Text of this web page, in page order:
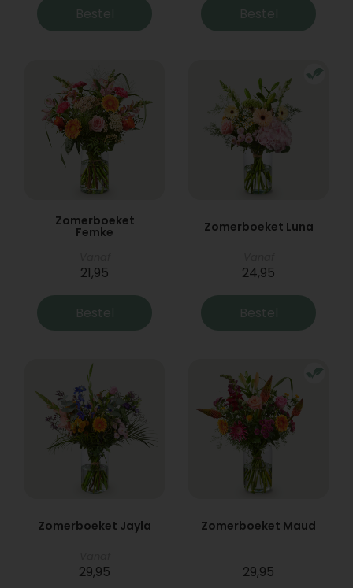
Bestel Bestel
Zomerboeket
Femke
21,95
Bestel
Zomerboeket Luna
24,95
Bestel
Zomerboeket Jayla
29,95
Zomerboeket Maud
29,95